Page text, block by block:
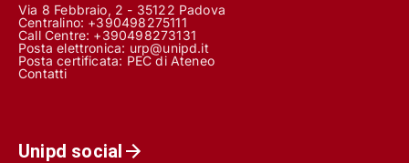
Via 8 Febbraio, 2 - 35122 Padova
Centralino: +390498275111
Call Centre: +390498273131
Posta elettronica: urp@unipd.it
Posta certificata: PEC di Ateneo
Contatti
Unipd social